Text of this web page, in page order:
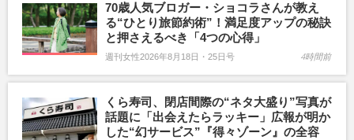
70歳人気ブロガー・ショコラさんが教え
る“ひとり旅節約術”！満足度アップの秘訣
と押さえるべき「4つの心得」
週刊女性2026年8月18日・25日号 4時間前
くら寿司、閉店間際の“ネタ大盛り”写真が
話題に「出会えたらラッキー」広報が明か
した“幻サービス”『得々ゾーン』の全容